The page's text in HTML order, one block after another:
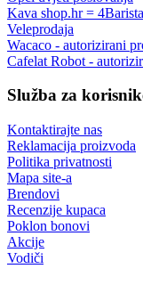
Kava shop.hr =
Veleprodaja
Wacaco - autorizirani
Cafelat Robot -
Služba za
Kontaktirajte nas
Reklamacija proizvoda
Politika privatnosti
Mapa site-a
Brendovi
Recenzije kupaca
Poklon bonovi
Akcije
Vodiči